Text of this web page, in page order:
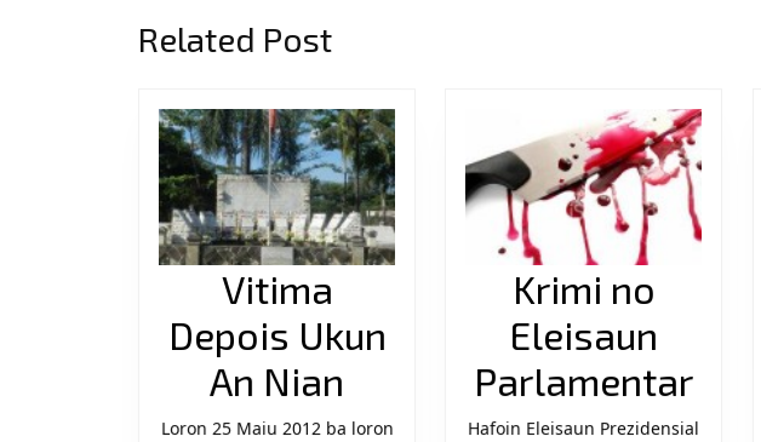
post:
Related Post
Vitima
Depois Ukun
An Nian
Depois
Loron 25 Maiu 2012 ba loron
Krimi no
Eleisaun
ParlamentarKrimi
no
Hafoin Eleisaun Prezidensial